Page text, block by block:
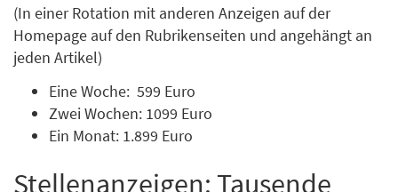
(In einer Rotation mit anderen Anzeigen auf der
Homepage auf den Rubrikenseiten und angehängt an
jeden Artikel)
Eine Woche: 599 Euro
Zwei Wochen: 1099 Euro
Ein Monat: 1.899 Euro
Stellenanzeigen: Tausende